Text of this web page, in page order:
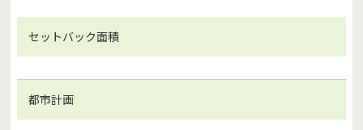
セットバック面積
都市計画